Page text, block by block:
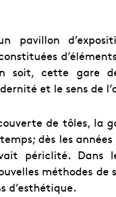
pavillon
soit, cette gare
et le sens de
de tôles, la
dès les
périclité.
méthodes
d’esthétique.